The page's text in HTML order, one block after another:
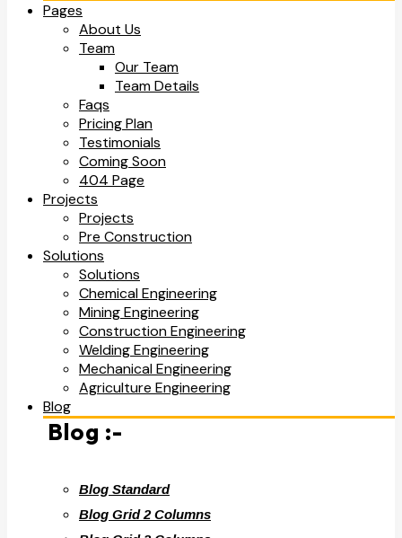
Pages
About Us
Team
Our Team
Team Details
Faqs
Pricing Plan
Testimonials
Coming Soon
404 Page
Projects
Projects
Pre Construction
Solutions
Solutions
Chemical Engineering
Mining Engineering
Construction Engineering
Welding Engineering
Mechanical Engineering
Agriculture Engineering
Blog
Blog :-
Blog Standard
Blog Grid 2 Columns